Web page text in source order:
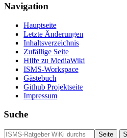
Navigation
Hauptseite
Letzte Änderungen
Inhaltsverzeichnis
Zufällige Seite
Hilfe zu MediaWiki
ISMS-Workspace
Gästebuch
Github Projektseite
Impressum
Suche